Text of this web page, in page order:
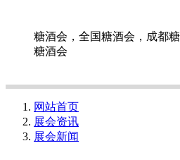
糖酒会，全国糖酒会，成都
糖酒会
网站首页
展会资讯
展会新闻